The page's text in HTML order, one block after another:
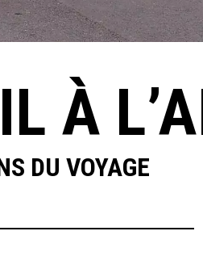
À
DU VOYAGE